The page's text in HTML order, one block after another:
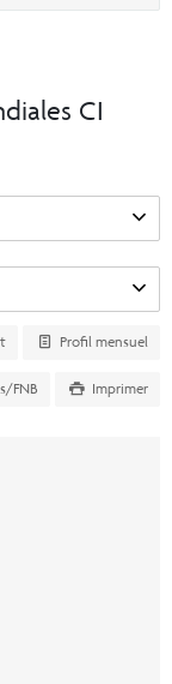
de marketing CI
CI
Profil mensuel
FNB Imprimer